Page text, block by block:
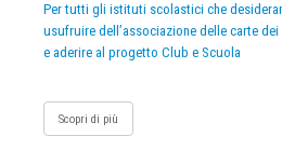
Per tutti gli istituti scolastici che
usufruire dell’associazione delle carte
e aderire al progetto Club e Scuola
Scopri di più